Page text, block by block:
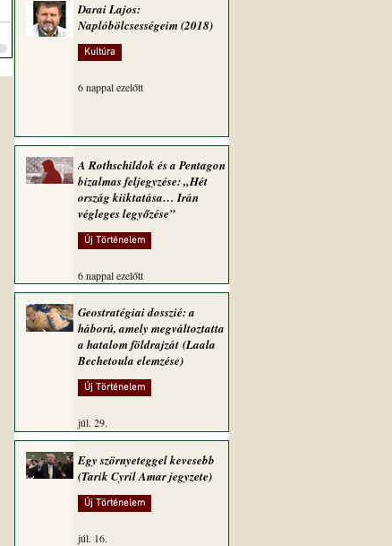
Darai Lajos:
Naplóbölcsességeim (2018)
Kultúra
6 nappal ezelőtt
A Rothschildok és a Pentagon
bizalmas feljegyzése: „Hét
ország kiiktatása… Irán
végleges legyőzése”
Új Történelem
6 nappal ezelőtt
Geostratégiai dosszié: a
háború, amely megváltoztatta
a hatalom földrajzát (Laala
Bechetoula elemzése)
Új Történelem
júl. 29.
Egy szörnyeteggel kevesebb
(Tarik Cyril Amar jegyzete)
Új Történelem
júl. 16.